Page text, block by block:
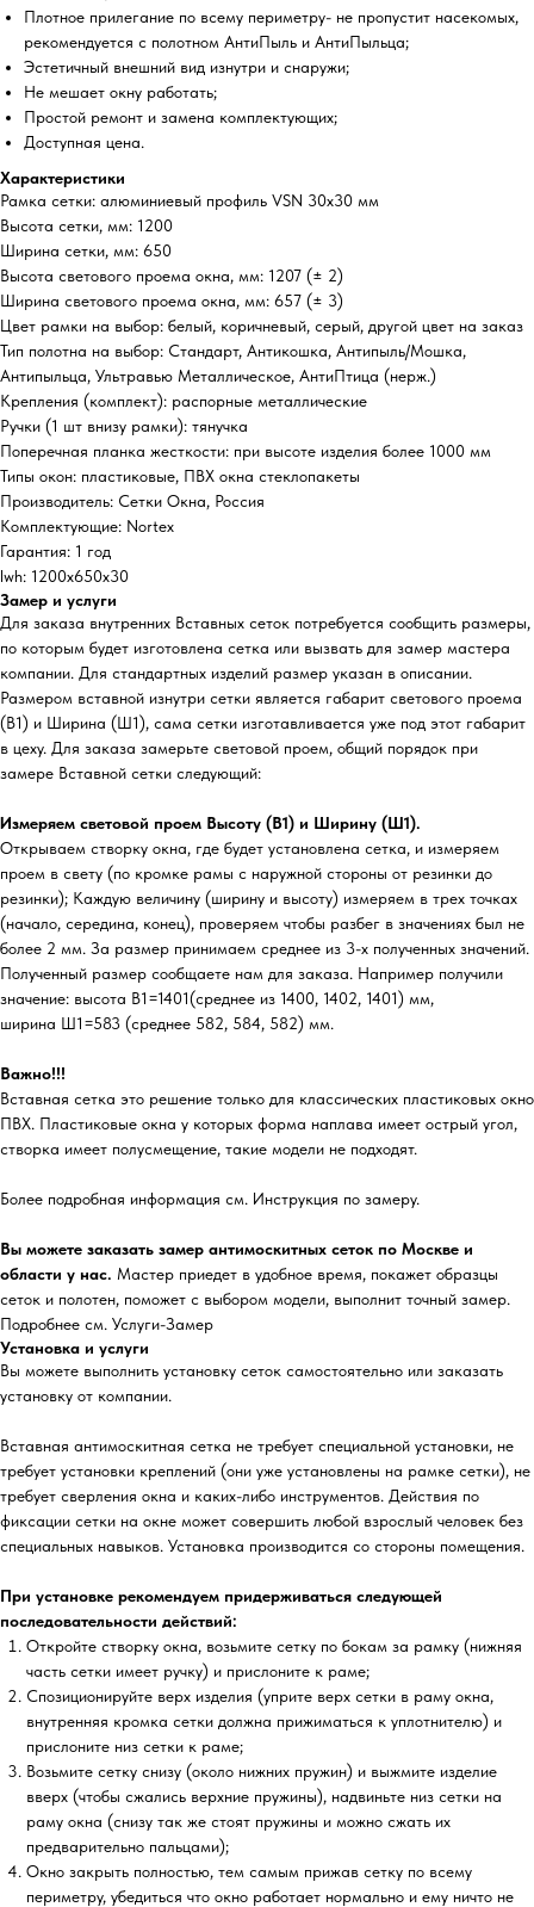
Плотное прилегание по всему периметру- не пропустит насекомых,
рекомендуется с полотном АнтиПыль и АнтиПыльца;
Эстетичный внешний вид изнутри и снаружи;
Не мешает окну работать;
Простой ремонт и замена комплектующих;
Доступная цена.
Характеристики
Рамка сетки: алюминиевый профиль VSN 30х30 мм
Высота сетки, мм: 1200
Ширина сетки, мм: 650
Высота светового проема окна, мм: 1207 (± 2)
Ширина светового проема окна, мм: 657 (± 3)
Цвет рамки на выбор: белый, коричневый, серый, другой цвет на заказ
Тип полотна на выбор: Стандарт, Антикошка, Антипыль/Мошка,
Антипыльца, Ультравью Металлическое, АнтиПтица (нерж.)
Крепления (комплект): распорные металлические
Ручки (1 шт внизу рамки): тянучка
Поперечная планка жесткости: при высоте изделия более 1000 мм
Типы окон: пластиковые, ПВХ окна стеклопакеты
Производитель: Сетки Окна, Россия
Комплектующие: Nortex
Гарантия: 1 год
lwh: 1200x650x30
Замер и услуги
Для заказа внутренних Вставных сеток потребуется сообщить размеры,
по которым будет изготовлена сетка или вызвать для замер мастера
компании. Для стандартных изделий размер указан в описании.
Размером вставной изнутри сетки является габарит светового проема
(В1) и Ширина (Ш1), сама сетки изготавливается уже под этот габарит
в цеху. Для заказа замерьте световой проем, общий порядок при
замере Вставной сетки следующий:
Измеряем световой проем Высоту (В1) и Ширину (Ш1).
Открываем створку окна, где будет установлена сетка, и измеряем
проем в свету (по кромке рамы с наружной стороны от резинки до
резинки); Каждую величину (ширину и высоту) измеряем в трех точках
(начало, середина, конец), проверяем чтобы разбег в значениях был не
более 2 мм. За размер принимаем среднее из 3-х полученных значений.
Полученный размер сообщаете нам для заказа. Например получили
значение: высота В1=1401(среднее из 1400, 1402, 1401) мм,
ширина Ш1=583 (среднее 582, 584, 582) мм.
Важно!!!
Вставная сетка это решение только для классических пластиковых окно
ПВХ. Пластиковые окна у которых форма наплава имеет острый угол,
створка имеет полусмещение, такие модели не подходят.
Более подробная информация см. Инструкция по замеру.
Вы можете заказать замер антимоскитных сеток по Москве и
области у нас. Мастер приедет в удобное время, покажет образцы
сеток и полотен, поможет с выбором модели, выполнит точный замер.
Подробнее см. Услуги-Замер
Установка и услуги
Вы можете выполнить установку сеток самостоятельно или заказать
установку от компании.
Вставная антимоскитная сетка не требует специальной установки, не
требует установки креплений (они уже установлены на рамке сетки), не
требует сверления окна и каких-либо инструментов. Действия по
фиксации сетки на окне может совершить любой взрослый человек без
специальных навыков. Установка производится со стороны помещения.
При установке рекомендуем придерживаться следующей
последовательности действий:
Откройте створку окна, возьмите сетку по бокам за рамку (нижняя
часть сетки имеет ручку) и прислоните к раме;
Спозиционируйте верх изделия (уприте верх сетки в раму окна,
внутренняя кромка сетки должна прижиматься к уплотнителю) и
прислоните низ сетки к раме;
Возьмите сетку снизу (около нижних пружин) и выжмите изделие
вверх (чтобы сжались верхние пружины), надвиньте низ сетки на
раму окна (снизу так же стоят пружины и можно сжать их
предварительно пальцами);
Окно закрыть полностью, тем самым прижав сетку по всему
периметру, убедиться что окно работает нормально и ему ничто не